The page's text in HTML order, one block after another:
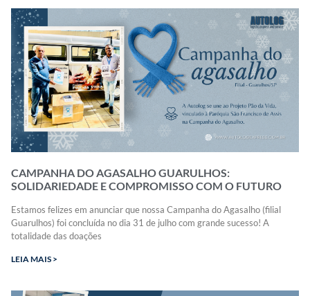
CAMPANHA DO AGASALHO GUARULHOS:
SOLIDARIEDADE E COMPROMISSO COM O FUTURO
Estamos felizes em anunciar que nossa Campanha do Agasalho (filial
Guarulhos) foi concluída no dia 31 de julho com grande sucesso! A
totalidade das doações
LEIA MAIS >